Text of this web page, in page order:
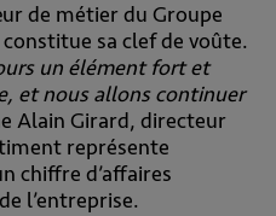
de métier du Groupe
sa clef de voûte.
un élément fort et
et nous allons continuer
Alain Girard, directeur
représente
chiffre d’affaires
l’entreprise.